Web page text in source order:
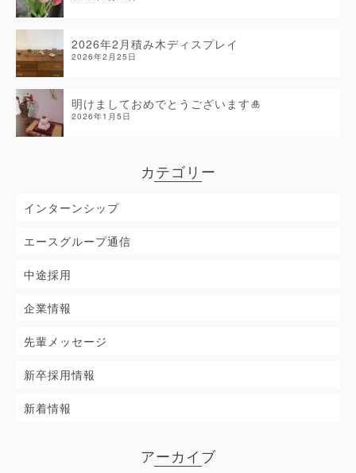
2026年2月積み木ディスプレイ
2026年2月25日
明けましておめでとうございます🎍
2026年1月5日
カテゴリー
インターンシップ
エースグループ通信
中途採用
企業情報
先輩メッセージ
新卒採用情報
新着情報
アーカイブ